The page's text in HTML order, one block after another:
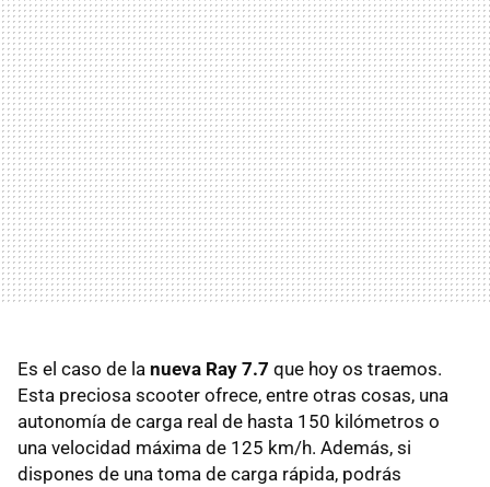
Es el caso de la nueva Ray 7.7 que hoy os traemos.
Esta preciosa scooter ofrece, entre otras cosas, una
autonomía de carga real de hasta 150 kilómetros o
una velocidad máxima de 125 km/h. Además, si
dispones de una toma de carga rápida, podrás